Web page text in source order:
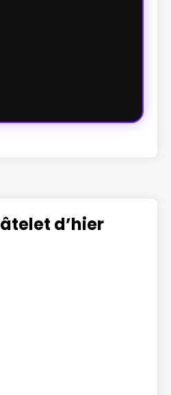
d’hier